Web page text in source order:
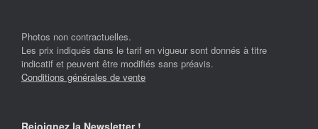
Photos non contractuelles.
Les prix indiqués dans le tarif en vigueur sont donnés à titre
indicatif et peuvent être modifiés sans préavis.
Conditions générales de vente
Rejoignez la Newsletter !